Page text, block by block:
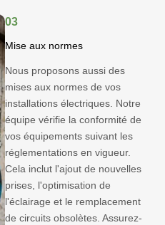
03
Mise aux normes
Nous proposons aussi des
mises aux normes de vos
installations électriques. Notre
équipe vérifie la conformité de
vos équipements suivant les
réglementations en vigueur.
Cela inclut l'ajout de nouvelles
prises, l'optimisation de
l'éclairage et le remplacement
de circuits obsolètes. Assurez-